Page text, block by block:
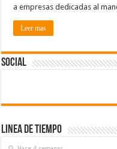
a empresas dedicadas al
Leer mas
Social
Linea de Tiempo